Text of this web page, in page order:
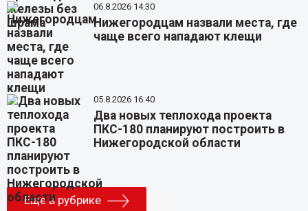
06.8.2026 14:30
Нижегородцам назвали места, где
чаще всего нападают клещи
05.8.2026 16:40
Два новых теплохода проекта
ПКС-180 планируют построить в
Нижегородской области
Еще в рубрике